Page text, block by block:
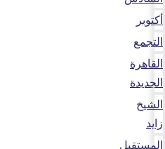
أكتوبر
التجمع
القاهرة
الجديدة
الشيخ
زايد
المستقبل